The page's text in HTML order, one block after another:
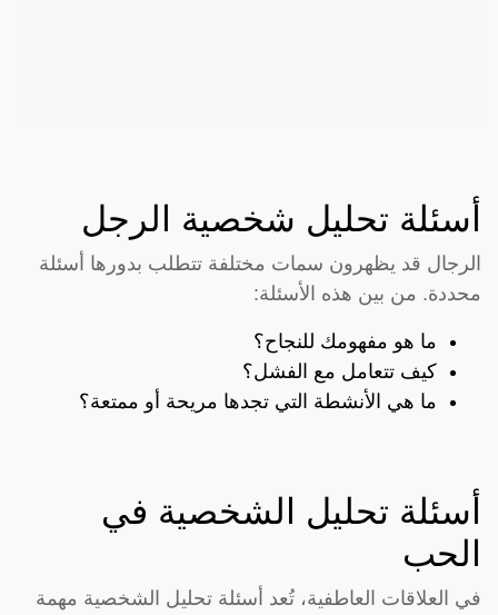
أسئلة تحليل شخصية الرجل
الرجال قد يظهرون سمات مختلفة تتطلب بدورها أسئلة
محددة. من بين هذه الأسئلة:
ما هو مفهومك للنجاح؟
كيف تتعامل مع الفشل؟
ما هي الأنشطة التي تجدها مريحة أو ممتعة؟
أسئلة تحليل الشخصية في
الحب
في العلاقات العاطفية، تُعد أسئلة تحليل الشخصية مهمة